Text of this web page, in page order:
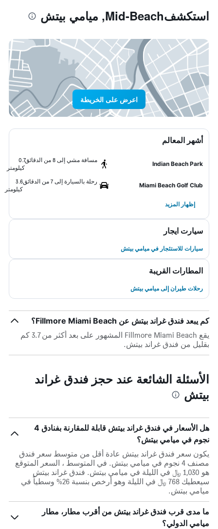
استكشفMid-Beach, ميامي بيتش
اعرض على الخريطة
أشهر المعالم
Indian Beach Park
مسافة مشي إلى 8 من الدقائق
0.7
كيلومتر
Miami Beach Golf Club
رحلة بالسيارة إلى 7 من الدقائق
3.6
كيلومتر
إظهار المزيد
سيارت ايجار
سيارات للاستئجار في ميامي بيتش
المطارات القريبة
رحلات طيران إلى ميامي بيتش
كم يبعد فندق غراند بيتش عن Fillmore Miami Beach؟
يقع Fillmore Miami Beach المشهور على بعد أكثر من 3.7 كم
بقليل من فندق غراند بيتش.
الأسئلة الشائعة عند حجز فندق غراند
بيتش
هل الأسعار في فندق غراند بيتش قابلة للمقارنة بفنادق 4
نجوم في ميامي بيتش؟
يكون سعر فندق غراند بيتش عادة أقل من متوسط ​​سعر فندق
مصنف 4 نجوم في ميامي بيتش. في المتوسط ، السعر المتوقع
هو 1,030 ﷼ في الليلة في ميامي بيتش. فندق غراند بيتش
سيعطيك 768 ﷼ في الليلة وهو أرخص بنسبة 26% وسطياً في
ميامي بيتش.
ما مدى قرب فندق غراند بيتش من أقرب مطار، مطار
ميامي الدولي؟